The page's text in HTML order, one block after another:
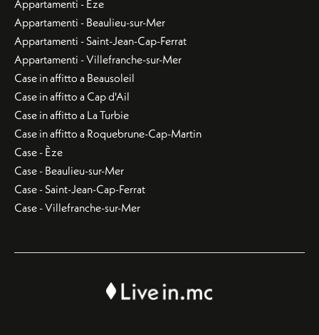
Appartamenti - Èze
Appartamenti - Beaulieu-sur-Mer
Appartamenti - Saint-Jean-Cap-Ferrat
Appartamenti - Villefranche-sur-Mer
Case in affitto a Beausoleil
Case in affitto a Cap d'Ail
Case in affitto a La Turbie
Case in affitto a Roquebrune-Cap-Martin
Case - Èze
Case - Beaulieu-sur-Mer
Case - Saint-Jean-Cap-Ferrat
Case - Villefranche-sur-Mer